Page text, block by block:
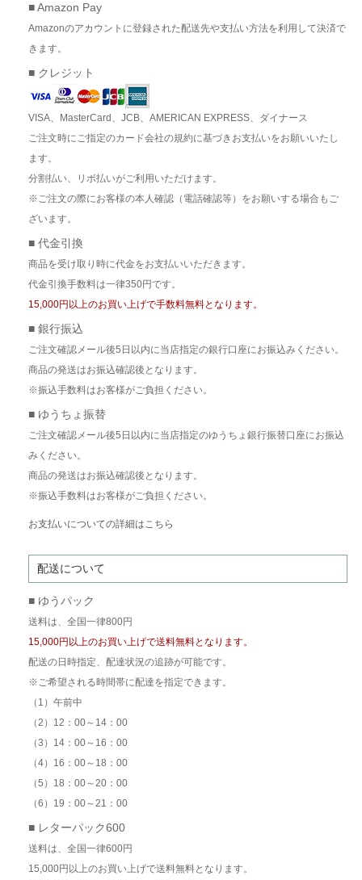
■ Amazon Pay
Amazonのアカウントに登録された配送先や支払い方法を利用して決済で
きます。
■ クレジット
VISA、MasterCard、JCB、AMERICAN EXPRESS、ダイナース
ご注文時にご指定のカード会社の規約に基づきお支払いをお願いいたし
ます。
分割払い、リボ払いがご利用いただけます。
※ご注文の際にお客様の本人確認（電話確認等）をお願いする場合もご
ざいます。
■ 代金引換
商品を受け取り時に代金をお支払いいただきます。
代金引換手数料は一律350円です。
15,000円以上のお買い上げで手数料無料となります。
■ 銀行振込
ご注文確認メール後5日以内に当店指定の銀行口座にお振込みください。
商品の発送はお振込確認後となります。
※振込手数料はお客様がご負担ください。
■ ゆうちょ振替
ご注文確認メール後5日以内に当店指定のゆうちょ銀行振替口座にお振込
みください。
商品の発送はお振込確認後となります。
※振込手数料はお客様がご負担ください。
お支払いについての詳細はこちら
配送について
■ ゆうパック
送料は、全国一律800円
15,000円以上のお買い上げで送料無料となります。
配送の日時指定、配達状況の追跡が可能です。
※ご希望される時間帯に配達を指定できます。
（1）午前中
（2）12：00～14：00
（3）14：00～16：00
（4）16：00～18：00
（5）18：00～20：00
（6）19：00～21：00
■ レターパック600
送料は、全国一律600円
15,000円以上のお買い上げで送料無料となります。